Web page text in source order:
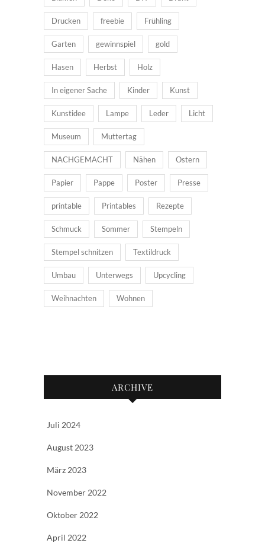
Drucken freebie Frühling
Garten gewinnspiel gold
Hasen Herbst Holz
In eigener Sache Kinder Kunst
Kunstidee Lampe Leder Licht
Museum Muttertag
NACHGEMACHT Nähen Ostern
Papier Pappe Poster Presse
printable Printables Rezepte
Schmuck Sommer Stempeln
Stempel schnitzen Textildruck
Umbau Unterwegs Upcycling
Weihnachten Wohnen
ARCHIVE
Juli 2024
August 2023
März 2023
November 2022
Oktober 2022
April 2022